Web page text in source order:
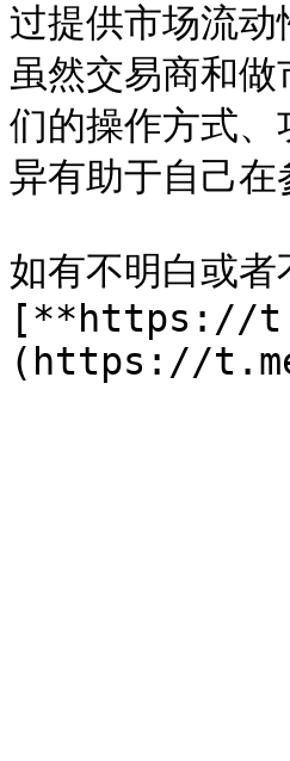
过提供市场流
虽然交易商和
们的操作方式
异有助于自己
如有不明白或
[**https://